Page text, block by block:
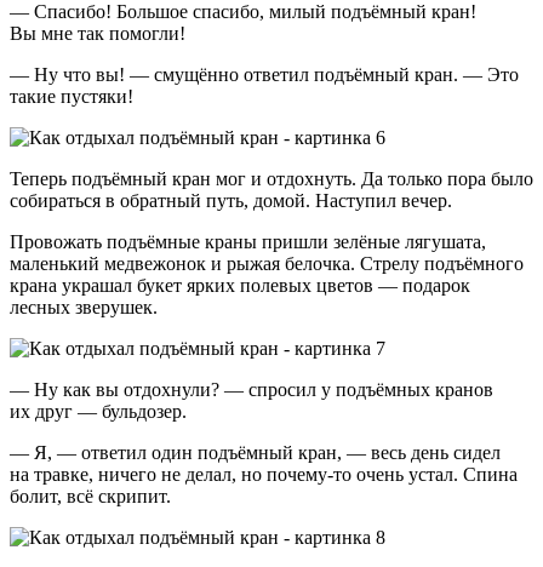
— Спасибо! Большое спасибо, милый подъёмный кран!
Вы мне так помогли!
— Ну что вы! — смущённо ответил подъёмный кран. — Это
такие пустяки!
Теперь подъёмный кран мог и отдохнуть. Да только пора было
собираться в обратный путь, домой. Наступил вечер.
Провожать подъёмные краны пришли зелёные лягушата,
маленький медвежонок и рыжая белочка. Стрелу подъёмного
крана украшал букет ярких полевых цветов — подарок
лесных зверушек.
— Ну как вы отдохнули? — спросил у подъёмных кранов
их друг — бульдозер.
— Я, — ответил один подъёмный кран, — весь день сидел
на травке, ничего не делал, но почему-то очень устал. Спина
болит, всё скрипит.